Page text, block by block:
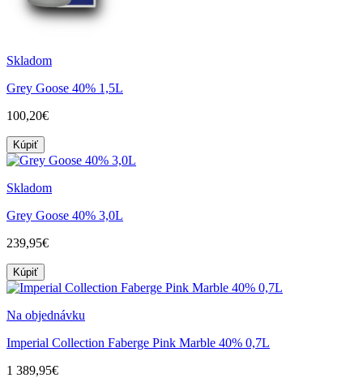
Skladom
Grey Goose 40% 1,5L
100,20€
Kúpiť
Skladom
Grey Goose 40% 3,0L
239,95€
Kúpiť
Na objednávku
Imperial Collection Faberge Pink Marble 40% 0,7L
1 389,95€